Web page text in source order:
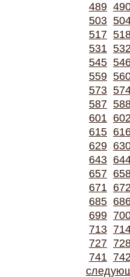
489
503
517
531
545
559
573
587
601
615
629
643
657
671
685
699
713
727
741